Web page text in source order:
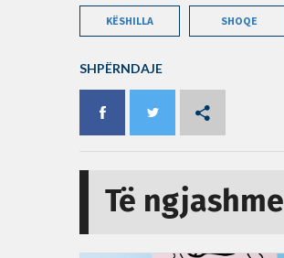
KËSHILLA SHOQE
SHPËRNDAJE
Të ngjashme